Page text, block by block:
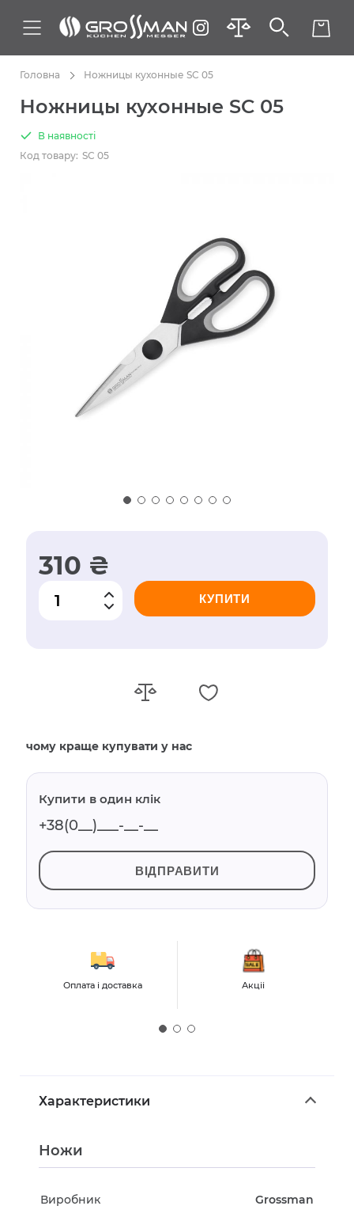
Головна Ножницы кухонные SC 05
Ножницы кухонные SC 05
В наявності
Код товару: SC 05
310 ₴
КУПИТИ
чому краще купувати у нас
Купити в один клік
ВІДПРАВИТИ
Оплата і доставка Акціі
Характеристики
Ножи
Виробник Grossman